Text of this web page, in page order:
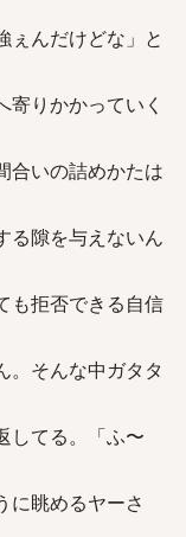
ぇんだけどな」と
りかかっていく
合いの詰めかたは
る隙を与えないん
も拒否できる自信
。そんな中ガタタ
してる。「ふ〜
に眺めるヤーさ